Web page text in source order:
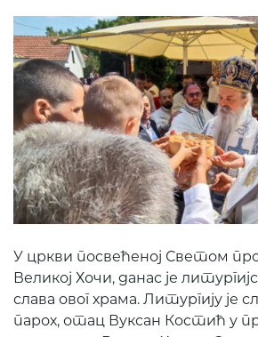
У цркви посвећеној Светом
Великој Хочи, данас је
слава овог храма. Литургију је
парох, отац Вуксан Костић у